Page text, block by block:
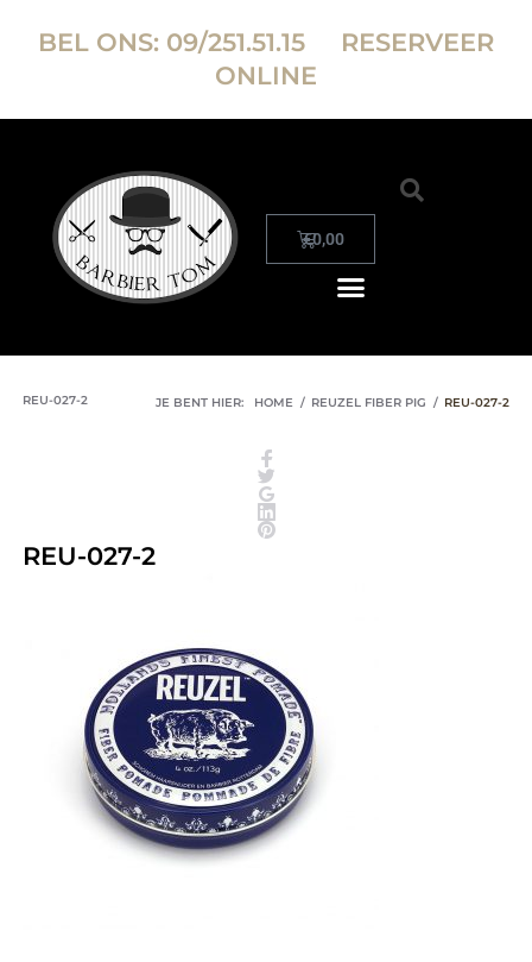
BEL ONS: 09/251.51.15
RESERVEER
ONLINE
€0,00
REU-027-2 JE BENT HIER: HOME / REUZEL FIBER PIG / REU-027-2
REU-027-2